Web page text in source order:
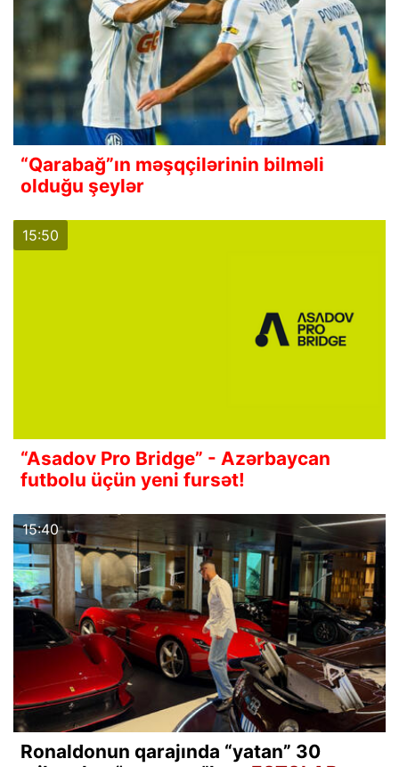
“Qarabağ”ın məşqçilərinin bilməli
olduğu şeylər
15:50
“Asadov Pro Bridge” - Azərbaycan
futbolu üçün yeni fursət!
15:40
Ronaldonun qarajında “yatan” 30